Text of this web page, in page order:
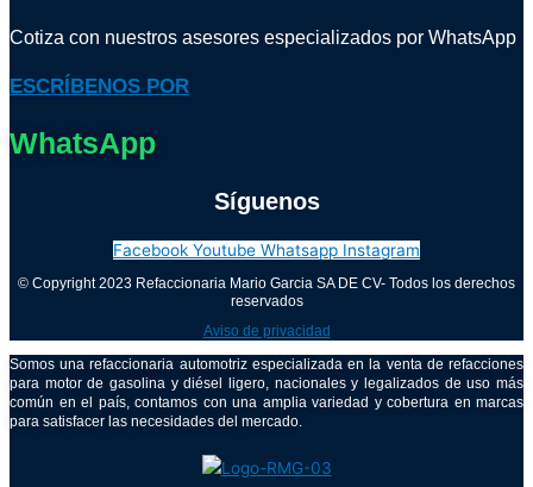
Cotiza con nuestros asesores especializados por WhatsApp
ESCRÍBENOS POR
WhatsApp
Síguenos
Facebook Youtube Whatsapp Instagram
© Copyright 2023 Refaccionaria Mario Garcia SA DE CV- Todos los derechos
reservados
Aviso de privacidad
Somos una refaccionaria automotriz especializada en la venta de refacciones
para motor de gasolina y diésel ligero, nacionales y legalizados de uso más
común en el país, contamos con una amplia variedad y cobertura en marcas
para satisfacer las necesidades del mercado.